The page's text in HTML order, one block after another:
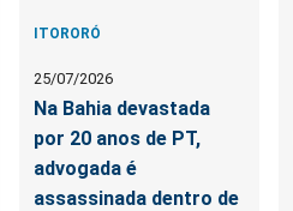
ITORORÓ
25/07/2026
Na Bahia devastada
por 20 anos de PT,
advogada é
assassinada dentro de